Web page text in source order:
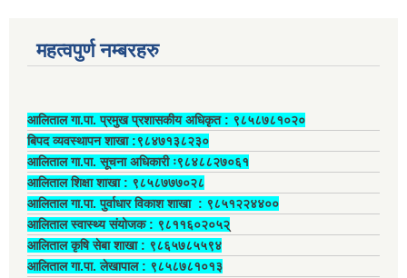
महत्वपुर्ण नम्बरहरु
आलिताल गा.पा. प्रमुख प्रशासकीय अधिकृत ‍: ९८५८७८१०२०
बिपद व्यवस्थापन शाखा :९८४७१३८२३०
आलिताल गा.पा. सूचना अधिकारी ः९८४८८२७०६१
आलिताल शिक्षा शाखा : ९८५८७७७०२८
आलिताल गा.पा. पुर्वाधार विकाश शाखा ‍: ९८५१२२४४००
आलिताल स्वास्थ्य संयोजक ‍: ९८११६०२०५२्
आलिताल कृषि सेबा शाखा : ९८६५७८५५९४
आलिताल गा.पा. लेखापाल ‍: ९८५८७८१०१३